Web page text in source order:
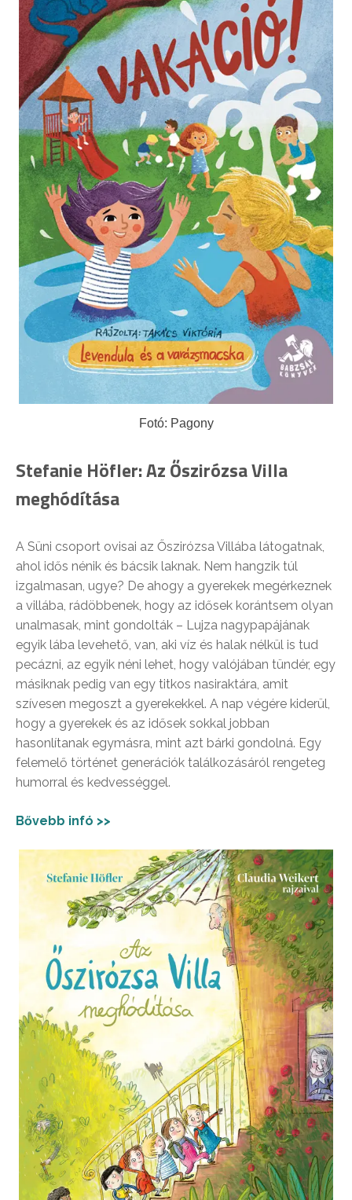
Fotó: Pagony
Stefanie Höfler: Az Őszirózsa Villa
meghódítása
A Süni csoport ovisai az Őszirózsa Villába látogatnak,
ahol idős nénik és bácsik laknak. Nem hangzik túl
izgalmasan, ugye? De ahogy a gyerekek megérkeznek
a villába, rádöbbenek, hogy az idősek korántsem olyan
unalmasak, mint gondolták – Lujza nagypapájának
egyik lába levehető, van, aki víz és halak nélkül is tud
pecázni, az egyik néni lehet, hogy valójában tündér, egy
másiknak pedig van egy titkos nasiraktára, amit
szívesen megoszt a gyerekekkel. A nap végére kiderül,
hogy a gyerekek és az idősek sokkal jobban
hasonlítanak egymásra, mint azt bárki gondolná. Egy
felemelő történet generációk találkozásáról rengeteg
humorral és kedvességgel.
Bővebb infó >>